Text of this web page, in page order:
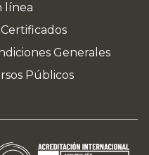
línea
Generales
Públicos